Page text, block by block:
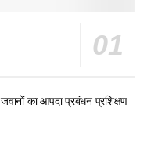
का आपदा प्रबंधन प्रशिक्षण